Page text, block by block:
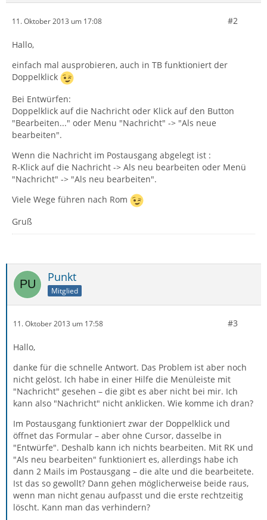
11. Oktober 2013 um 17:08 #2
Hallo,
einfach mal ausprobieren, auch in TB funktioniert der
Doppelklick
Bei Entwürfen:
Doppelklick auf die Nachricht oder Klick auf den Button
"Bearbeiten..." oder Menu "Nachricht" -> "Als neue
bearbeiten".
Wenn die Nachricht im Postausgang abgelegt ist :
R-Klick auf die Nachricht -> Als neu bearbeiten oder Menü
"Nachricht" -> "Als neu bearbeiten".
Viele Wege führen nach Rom
Gruß
Punkt
Mitglied
11. Oktober 2013 um 17:58 #3
Hallo,
danke für die schnelle Antwort. Das Problem ist aber noch
nicht gelöst. Ich habe in einer Hilfe die Menüleiste mit
"Nachricht" gesehen – die gibt es aber nicht bei mir. Ich
kann also "Nachricht" nicht anklicken. Wie komme ich dran?
Im Postausgang funktioniert zwar der Doppelklick und
öffnet das Formular – aber ohne Cursor, dasselbe in
"Entwürfe". Deshalb kann ich nichts bearbeiten. Mit RK und
"Als neu bearbeiten" funktioniert es, allerdings habe ich
dann 2 Mails im Postausgang – die alte und die bearbeitete.
Ist das so gewollt? Dann gehen möglicherweise beide raus,
wenn man nicht genau aufpasst und die erste rechtzeitig
löscht. Kann man das verhindern?